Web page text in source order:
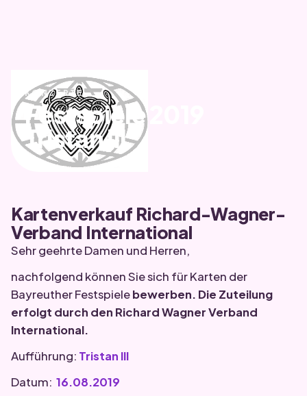
KONZERTE
Festspiele 2019
Tristan III
Kartenverkauf Richard-Wagner-
Verband International
Sehr geehrte Damen und Herren,
nachfolgend können Sie sich für Karten der
Bayreuther Festspielebewerben. Die Zuteilung
erfolgt durch den Richard Wagner Verband
International.
Aufführung: Tristan III
Datum: 16.08.2019